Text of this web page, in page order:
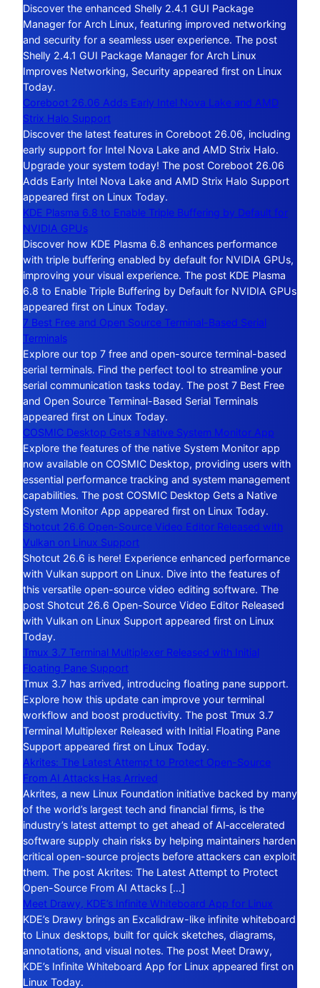
Discover the enhanced Shelly 2.4.1 GUI Package
Manager for Arch Linux, featuring improved networking
and security for a seamless user experience. The post
Shelly 2.4.1 GUI Package Manager for Arch Linux
Improves Networking, Security appeared first on Linux
Today.
Coreboot 26.06 Adds Early Intel Nova Lake and AMD
Strix Halo Support
Discover the latest features in Coreboot 26.06, including
early support for Intel Nova Lake and AMD Strix Halo.
Upgrade your system today! The post Coreboot 26.06
Adds Early Intel Nova Lake and AMD Strix Halo Support
appeared first on Linux Today.
KDE Plasma 6.8 to Enable Triple Buffering by Default for
NVIDIA GPUs
Discover how KDE Plasma 6.8 enhances performance
with triple buffering enabled by default for NVIDIA GPUs,
improving your visual experience. The post KDE Plasma
6.8 to Enable Triple Buffering by Default for NVIDIA GPUs
appeared first on Linux Today.
7 Best Free and Open Source Terminal-Based Serial
Terminals
Explore our top 7 free and open-source terminal-based
serial terminals. Find the perfect tool to streamline your
serial communication tasks today. The post 7 Best Free
and Open Source Terminal-Based Serial Terminals
appeared first on Linux Today.
COSMIC Desktop Gets a Native System Monitor App
Explore the features of the native System Monitor app
now available on COSMIC Desktop, providing users with
essential performance tracking and system management
capabilities. The post COSMIC Desktop Gets a Native
System Monitor App appeared first on Linux Today.
Shotcut 26.6 Open-Source Video Editor Released with
Vulkan on Linux Support
Shotcut 26.6 is here! Experience enhanced performance
with Vulkan support on Linux. Dive into the features of
this versatile open-source video editing software. The
post Shotcut 26.6 Open-Source Video Editor Released
with Vulkan on Linux Support appeared first on Linux
Today.
Tmux 3.7 Terminal Multiplexer Released with Initial
Floating Pane Support
Tmux 3.7 has arrived, introducing floating pane support.
Explore how this update can improve your terminal
workflow and boost productivity. The post Tmux 3.7
Terminal Multiplexer Released with Initial Floating Pane
Support appeared first on Linux Today.
Akrites: The Latest Attempt to Protect Open-Source
From AI Attacks Has Arrived
Akrites, a new Linux Foundation initiative backed by many
of the world’s largest tech and financial firms, is the
industry’s latest attempt to get ahead of AI‑accelerated
software supply chain risks by helping maintainers harden
critical open-source projects before attackers can exploit
them. The post Akrites: The Latest Attempt to Protect
Open-Source From AI Attacks […]
Meet Drawy, KDE’s Infinite Whiteboard App for Linux
KDE’s Drawy brings an Excalidraw-like infinite whiteboard
to Linux desktops, built for quick sketches, diagrams,
annotations, and visual notes. The post Meet Drawy,
KDE’s Infinite Whiteboard App for Linux appeared first on
Linux Today.